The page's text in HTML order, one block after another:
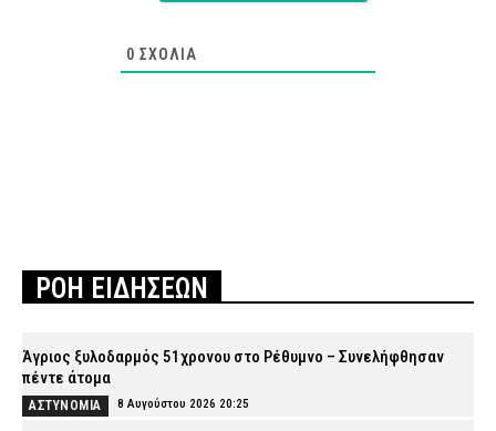
0 ΣΧΌΛΙΑ
ΡΟΗ ΕΙΔΗΣΕΩΝ
Άγριος ξυλοδαρμός 51χρονου στο Ρέθυμνο – Συνελήφθησαν
πέντε άτομα
ΑΣΤΥΝΟΜΙΑ 8 Αυγούστου 2026 20:25